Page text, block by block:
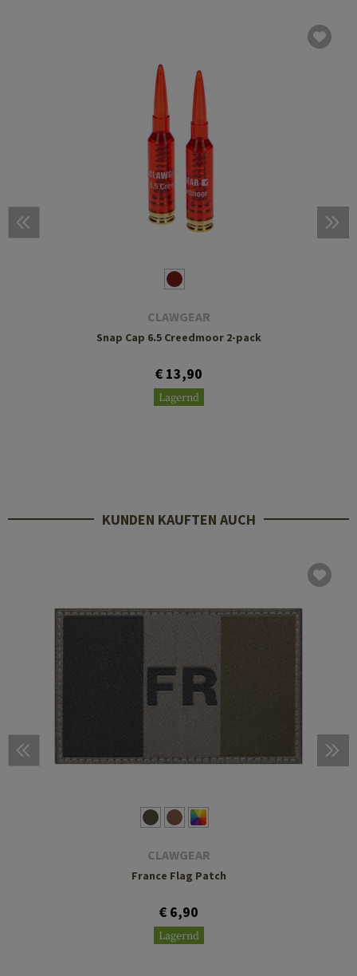
CLAWGEAR
Snap Cap 6.5 Creedmoor 2-pack
€ 13,90
Lagernd
KUNDEN KAUFTEN AUCH
CLAWGEAR
France Flag Patch
€ 6,90
Lagernd